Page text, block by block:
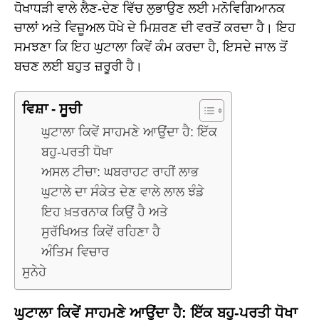
ਧੋਖਾਧੜੀ ਵਾਲੇ ਲੈਣ-ਦੇਣ ਵਿੱਚ ਲੁਭਾਉਣ ਲਈ ਮਨੋਵਿਗਿਆਨਕ
ਚਾਲਾਂ ਅਤੇ ਵਿਜ਼ੂਅਲ ਧੋਖੇ ਦੇ ਮਿਸ਼ਰਣ ਦੀ ਵਰਤੋਂ ਕਰਦਾ ਹੈ। ਇਹ
ਸਮਝਣਾ ਕਿ ਇਹ ਘੁਟਾਲਾ ਕਿਵੇਂ ਕੰਮ ਕਰਦਾ ਹੈ, ਇਸਦੇ ਜਾਲ ਤੋਂ
ਬਚਣ ਲਈ ਬਹੁਤ ਜ਼ਰੂਰੀ ਹੈ।
ਵਿਸ਼ਾ - ਸੂਚੀ
ਘੁਟਾਲਾ ਕਿਵੇਂ ਸਾਹਮਣੇ ਆਉਂਦਾ ਹੈ: ਇੱਕ
ਬਹੁ-ਪਰਤੀ ਧੋਖਾ
ਅਸਲ ਟੀਚਾ: ਘਬਰਾਹਟ ਰਾਹੀਂ ਲਾਭ
ਘੁਟਾਲੇ ਦਾ ਸੰਕੇਤ ਦੇਣ ਵਾਲੇ ਲਾਲ ਝੰਡੇ
ਇਹ ਖ਼ਤਰਨਾਕ ਕਿਉਂ ਹੈ ਅਤੇ
ਸੁਰੱਖਿਅਤ ਕਿਵੇਂ ਰਹਿਣਾ ਹੈ
ਅੰਤਿਮ ਵਿਚਾਰ
ਸੁਨੇਹੇ
ਘੁਟਾਲਾ ਕਿਵੇਂ ਸਾਹਮਣੇ ਆਉਂਦਾ ਹੈ: ਇੱਕ ਬਹੁ-ਪਰਤੀ ਧੋਖਾ